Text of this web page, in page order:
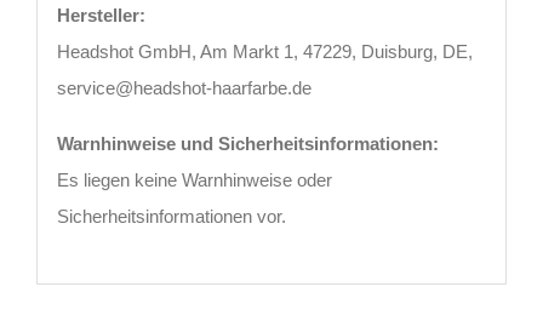
Hersteller:
Headshot GmbH, Am Markt 1, 47229, Duisburg, DE,
service@headshot-haarfarbe.de
Warnhinweise und Sicherheitsinformationen:
Es liegen keine Warnhinweise oder
Sicherheitsinformationen vor.